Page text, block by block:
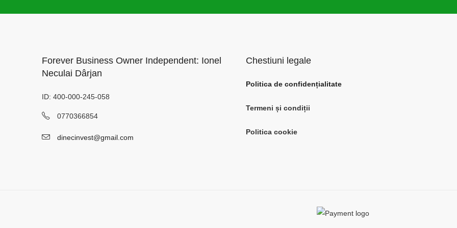
Forever Business Owner Independent: Ionel
Neculai Dârjan
ID: 400-000-245-058
0770366854
dinecinvest@gmail.com
Chestiuni legale
Politica de confidențialitate
Termeni și condiții
Politica cookie